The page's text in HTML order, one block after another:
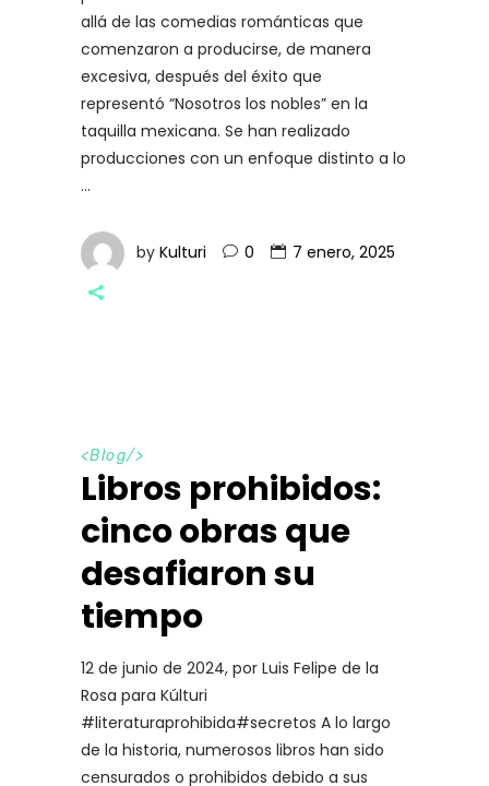
allá de las comedias románticas que
comenzaron a producirse, de manera
excesiva, después del éxito que
representó “Nosotros los nobles” en la
taquilla mexicana. Se han realizado
producciones con un enfoque distinto a lo
by Kulturi 0 7 enero, 2025
<Blog/>
Libros prohibidos:
cinco obras que
desafiaron su
tiempo
12 de junio de 2024, por Luis Felipe de la
Rosa para Kúlturi
#literaturaprohibida#secretos A lo largo
de la historia, numerosos libros han sido
censurados o prohibidos debido a sus